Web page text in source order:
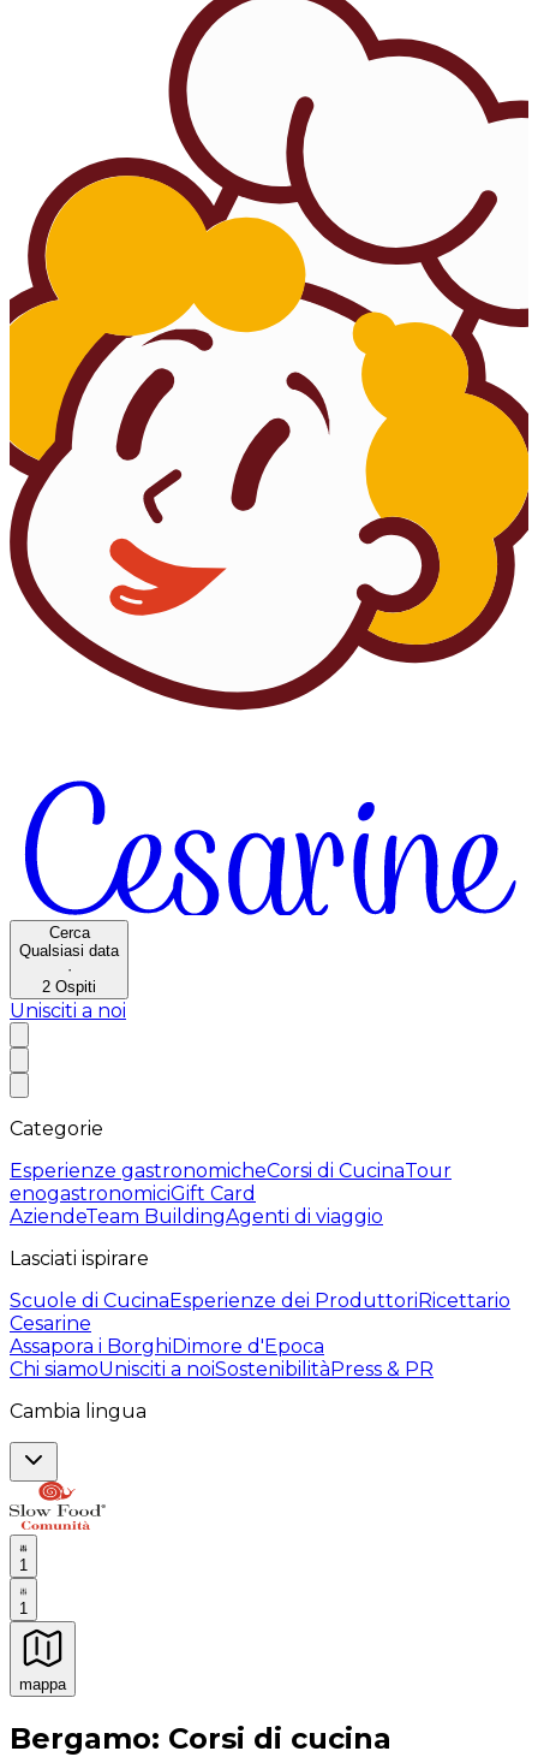
Cerca
Qualsiasi data
·
2 Ospiti
Unisciti a noi
Categorie
Esperienze gastronomicheCorsi di CucinaTour
enogastronomiciGift Card
AziendeTeam BuildingAgenti di viaggio
Lasciati ispirare
Scuole di CucinaEsperienze dei ProduttoriRicettario
Cesarine
Assapora i BorghiDimore d'Epoca
Chi siamoUnisciti a noiSostenibilitàPress & PR
Cambia lingua
1
1
mappa
Esperienze culinarie indimenticabili: Esperienze
Bergamo: Corsi di cucina